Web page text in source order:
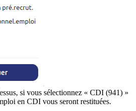
si vous sélectionnez « CDI (941) »
en CDI vous seront restituées.